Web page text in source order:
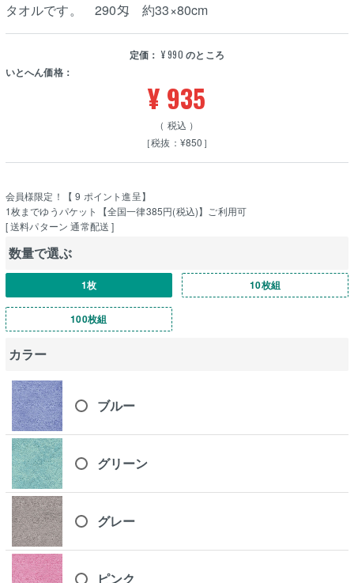
タオルです。 290匁 約33×80cm
定価： ¥990 のところ
いとへん価格：
¥ 935
税込
［税抜：¥850］
会員様限定！【 9 ポイント進呈】
1枚までゆうパケット【全国一律385円(税込)】ご利用可
送料パターン 通常配送
数量で選ぶ
1枚 10枚組
100枚組
カラー
ブルー
グリーン
グレー
ピンク